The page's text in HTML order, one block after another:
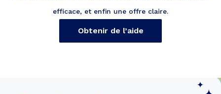
efficace, et enfin une offre claire.
Obtenir de l’aide